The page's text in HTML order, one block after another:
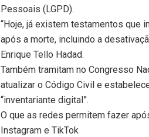
Pessoais (LGPD).
“Hoje, já existem testamentos que
após a morte, incluindo a
Enrique Tello Hadad.
Também tramitam no Congresso
atualizar o Código Civil e
“inventariante digital”.
O que as redes permitem fazer
Instagram e TikTok